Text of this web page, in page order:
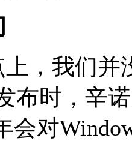
我们并
布时，辛
会对